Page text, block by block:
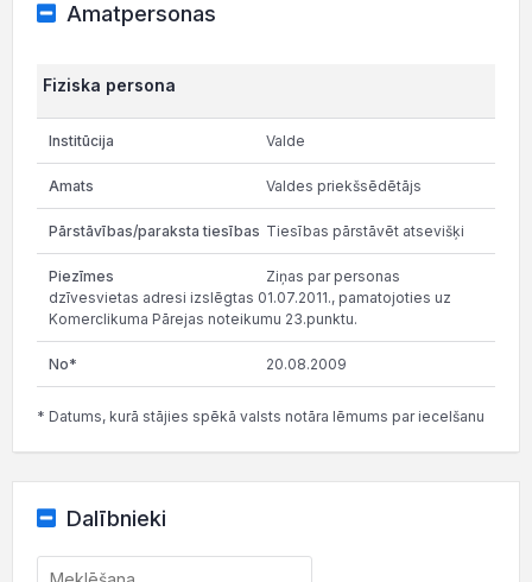
Amatpersonas
Fiziska persona
Valde
Valdes priekšsēdētājs
Tiesības pārstāvēt atsevišķi
Ziņas par personas
dzīvesvietas adresi izslēgtas 01.07.2011., pamatojoties uz
Komerclikuma Pārejas noteikumu 23.punktu.
20.08.2009
* Datums, kurā stājies spēkā valsts notāra lēmums par iecelšanu
Dalībnieki